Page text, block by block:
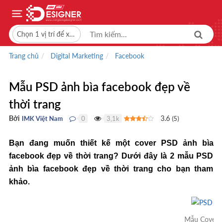
Chọn 1 vị trí để xem giá bán
Trang chủ Digital Marketing Facebook
Mẫu PSD ảnh bìa facebook đẹp về
thời trang
Bởi IMK Việt Nam 0 3,1k 3.6 (5)
Bạn đang muốn thiết kế một cover PSD ảnh bìa
facebook đẹp về thời trang? Dưới đây là 2 mẫu PSD
ảnh bìa facebook đẹp về thời trang cho bạn tham
khảo.
Mẫu Cover